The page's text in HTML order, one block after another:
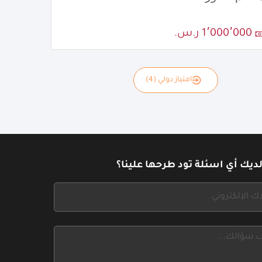
1٬000٬000 ر.س.
امتياز دولي (4)
أي اسئلة تود طرحها علينا؟